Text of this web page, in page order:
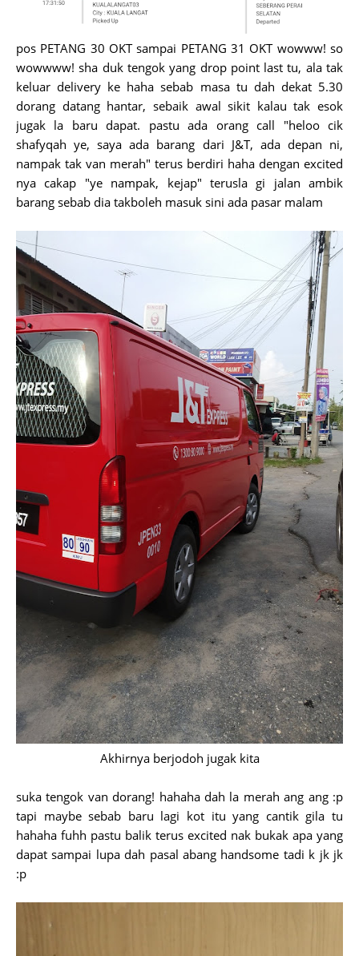
pos PETANG 30 OKT sampai PETANG 31 OKT wowww! so
wowwww! sha duk tengok yang drop point last tu, ala tak
keluar delivery ke haha sebab masa tu dah dekat 5.30
dorang datang hantar, sebaik awal sikit kalau tak esok
jugak la baru dapat. pastu ada orang call "heloo cik
shafyqah ye, saya ada barang dari J&T, ada depan ni,
nampak tak van merah" terus berdiri haha dengan excited
nya cakap "ye nampak, kejap" terusla gi jalan ambik
barang sebab dia takboleh masuk sini ada pasar malam
Akhirnya berjodoh jugak kita
suka tengok van dorang! hahaha dah la merah ang ang :p
tapi maybe sebab baru lagi kot itu yang cantik gila tu
hahaha fuhh pastu balik terus excited nak bukak apa yang
dapat sampai lupa dah pasal abang handsome tadi k jk jk
:p